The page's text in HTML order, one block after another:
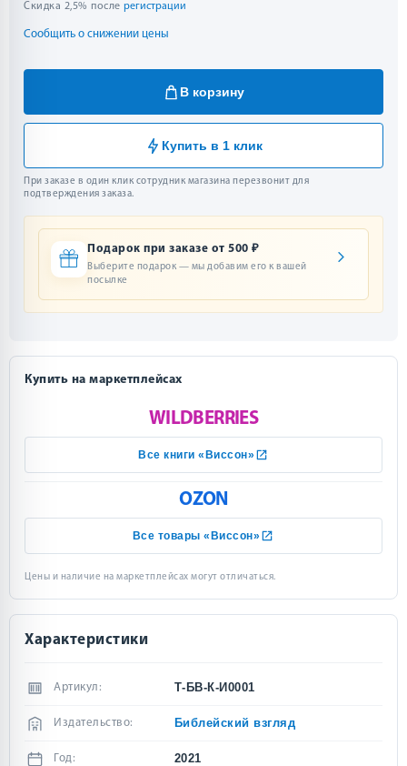
Скидка 2,5% после регистрации
Сообщить о снижении цены
В корзину
Купить в 1 клик
При заказе в один клик сотрудник магазина перезвонит для
подтверждения заказа.
Подарок при заказе от 500 ₽
Выберите подарок — мы добавим его к вашей
посылке
Купить на маркетплейсах
WILDBERRIES
Все книги «Виссон»
OZON
Все товары «Виссон»
Цены и наличие на маркетплейсах могут отличаться.
Характеристики
Артикул: Т-БВ-К-И0001
Издательство: Библейский взгляд
Год: 2021